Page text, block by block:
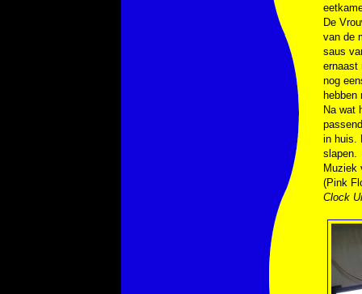
De
van de
saus
ernaast
nog
Na wat
in huis.
slapen.
Muziek
(Pink
Clock